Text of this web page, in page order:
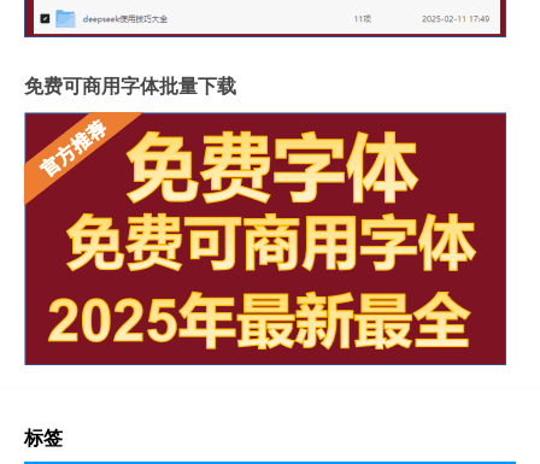
免费可商用字体批量下载
标签